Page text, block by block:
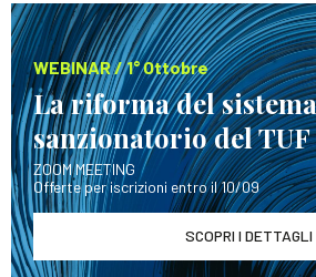
WEBINAR / 1° Ottobre
La riforma del sistema
sanzionatorio del TUF
ZOOM MEETING
Offerte per iscrizioni entro il 10/09
SCOPRI I DETTAGLI